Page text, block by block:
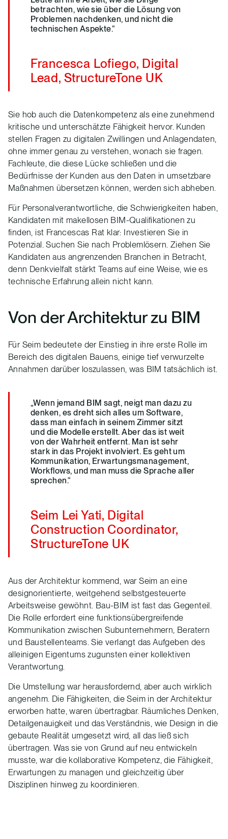
betrachten, wie sie über die Lösung von
Problemen nachdenken, und nicht die
technischen Aspekte.“
Francesca Lofiego, Digital
Lead, StructureTone UK
Sie hob auch die Datenkompetenz als eine zunehmend
kritische und unterschätzte Fähigkeit hervor. Kunden
stellen Fragen zu digitalen Zwillingen und Anlagendaten,
ohne immer genau zu verstehen, wonach sie fragen.
Fachleute, die diese Lücke schließen und die
Bedürfnisse der Kunden aus den Daten in umsetzbare
Maßnahmen übersetzen können, werden sich abheben.
Für Personalverantwortliche, die Schwierigkeiten haben,
Kandidaten mit makellosen BIM-Qualifikationen zu
finden, ist Francescas Rat klar: Investieren Sie in
Potenzial. Suchen Sie nach Problemlösern. Ziehen Sie
Kandidaten aus angrenzenden Branchen in Betracht,
denn Denkvielfalt stärkt Teams auf eine Weise, wie es
technische Erfahrung allein nicht kann.
Von der Architektur zu BIM
Für Seim bedeutete der Einstieg in ihre erste Rolle im
Bereich des digitalen Bauens, einige tief verwurzelte
Annahmen darüber loszulassen, was BIM tatsächlich ist.
„Wenn jemand BIM sagt, neigt man dazu zu
denken, es dreht sich alles um Software,
dass man einfach in seinem Zimmer sitzt
und die Modelle erstellt. Aber das ist weit
von der Wahrheit entfernt. Man ist sehr
stark in das Projekt involviert. Es geht um
Kommunikation, Erwartungsmanagement,
Workflows, und man muss die Sprache aller
sprechen.“
Seim Lei Yati, Digital
Construction Coordinator,
StructureTone UK
Aus der Architektur kommend, war Seim an eine
designorientierte, weitgehend selbstgesteuerte
Arbeitsweise gewöhnt. Bau-BIM ist fast das Gegenteil.
Die Rolle erfordert eine funktionsübergreifende
Kommunikation zwischen Subunternehmern, Beratern
und Baustellenteams. Sie verlangt das Aufgeben des
alleinigen Eigentums zugunsten einer kollektiven
Verantwortung.
Die Umstellung war herausfordernd, aber auch wirklich
angenehm. Die Fähigkeiten, die Seim in der Architektur
erworben hatte, waren übertragbar. Räumliches Denken,
Detailgenauigkeit und das Verständnis, wie Design in die
gebaute Realität umgesetzt wird, all das ließ sich
übertragen. Was sie von Grund auf neu entwickeln
musste, war die kollaborative Kompetenz, die Fähigkeit,
Erwartungen zu managen und gleichzeitig über
Disziplinen hinweg zu koordinieren.